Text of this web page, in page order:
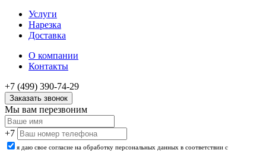
Услуги
Нарезка
Доставка
О компании
Контакты
+7 (499) 390-74-29
Заказать звонок
Мы вам перезвоним
+7
я даю свое согласие на обработку персональных данных в соответствии с